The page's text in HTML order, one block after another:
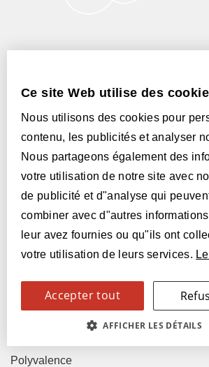
Lamett Europe SA
Ter Donkt 2
Pourquoi Parquetvinyl?
Polyvalence
Ce site Web utilise des
Nous utilisons des cookies pour
contenu, les publicités et analyser
Nous partageons également des
votre utilisation de notre site avec
de publicité et d"analyse qui
combiner avec d"autres
leur avez fournies ou qu"ils ont
votre utilisation de leurs services.
Accepter tout
AFFICHER LES DÉTAILS